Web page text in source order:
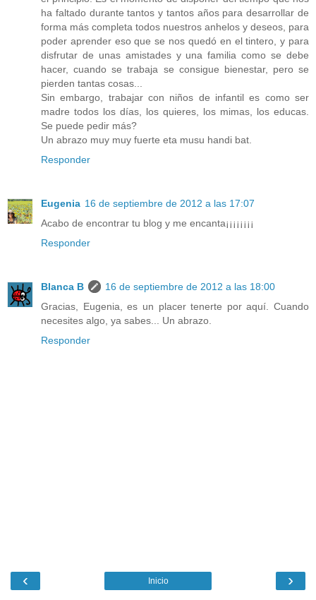
ha faltado durante tantos y tantos años para desarrollar de
forma más completa todos nuestros anhelos y deseos, para
poder aprender eso que se nos quedó en el tintero, y para
disfrutar de unas amistades y una familia como se debe
hacer, cuando se trabaja se consigue bienestar, pero se
pierden tantas cosas...
Sin embargo, trabajar con niños de infantil es como ser
madre todos los días, los quieres, los mimas, los educas.
Se puede pedir más?
Un abrazo muy muy fuerte eta musu handi bat.
Responder
Eugenia 16 de septiembre de 2012 a las 17:07
Acabo de encontrar tu blog y me encanta¡¡¡¡¡¡¡¡
Responder
Blanca B
16 de septiembre de 2012 a las 18:00
Gracias, Eugenia, es un placer tenerte por aquí. Cuando
necesites algo, ya sabes... Un abrazo.
Responder
‹ ›
Inicio